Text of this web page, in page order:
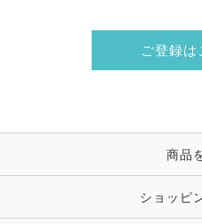
ご登録
商品
ショッピ